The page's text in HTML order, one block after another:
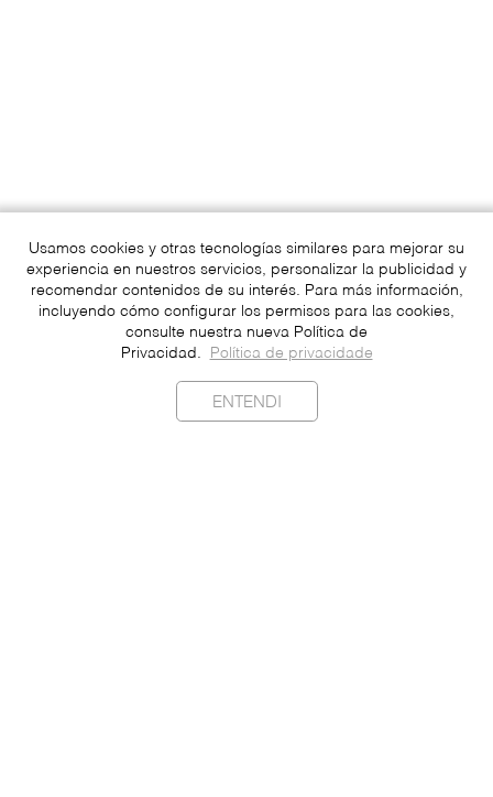
Usamos cookies y otras tecnologías similares para mejorar su
experiencia en nuestros servicios, personalizar la publicidad y
recomendar contenidos de su interés. Para más información,
incluyendo cómo configurar los permisos para las cookies,
consulte nuestra nueva Política de
Privacidad.
Política de privacidade
ENTENDI